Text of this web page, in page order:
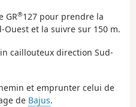
GR®127 pour prendre la
et la suivre sur 150 m.
caillouteux direction Sud-
et emprunter celui de
de Bajus.